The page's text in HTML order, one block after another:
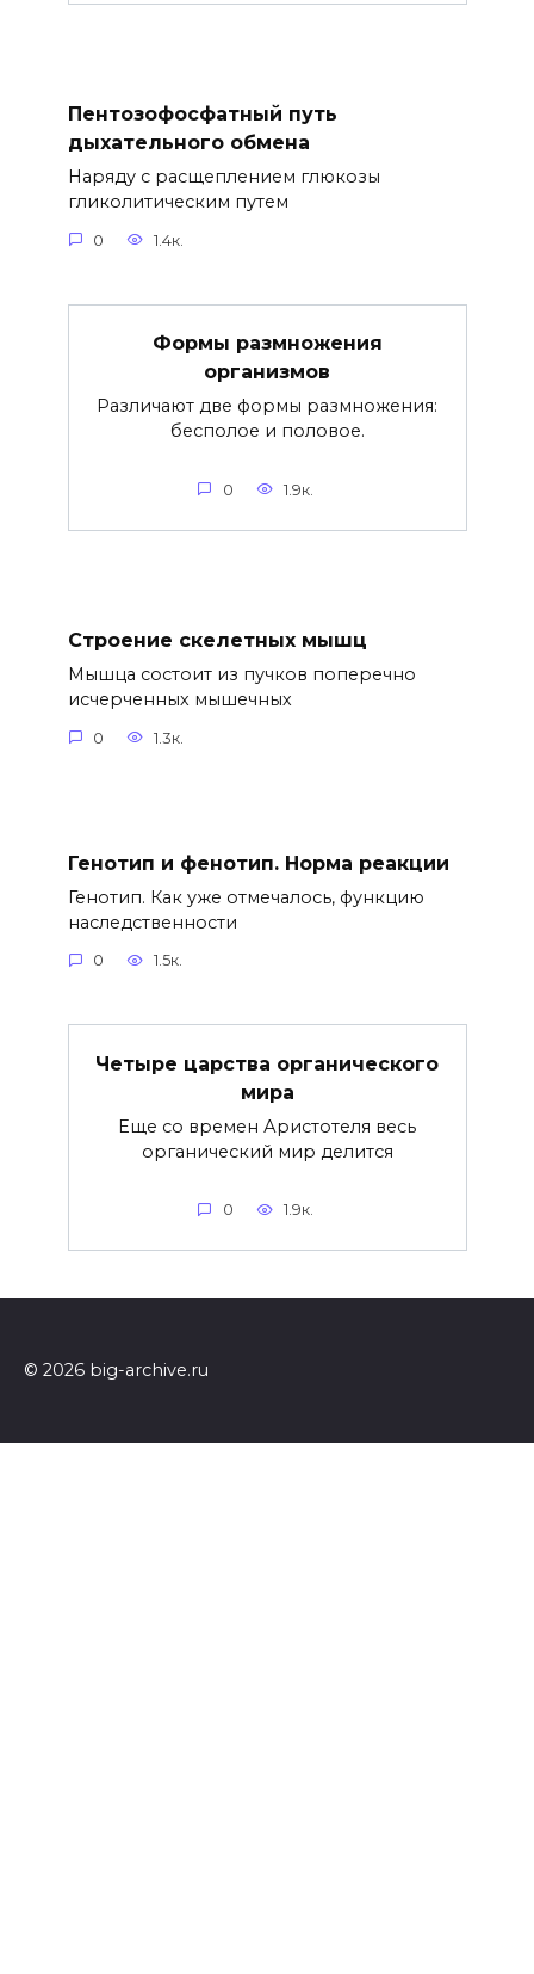
Пентозофосфатный путь
дыхательного обмена
Наряду с расщеплением глюкозы
гликолитическим путем
0 1.4к.
Формы размножения
организмов
Различают две формы размножения:
бесполое и половое.
0 1.9к.
Строение скелетных мышц
Мышца состоит из пучков поперечно
исчерченных мышечных
0 1.3к.
Генотип и фенотип. Норма реакции
Генотип. Как уже отмечалось, функцию
наследственности
0 1.5к.
Четыре царства органического
мира
Еще со времен Аристотеля весь
органический мир делится
0 1.9к.
© 2026 big-archive.ru